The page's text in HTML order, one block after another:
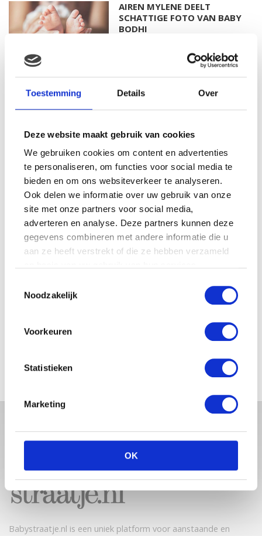
Toestemming Details Over
Deze website maakt gebruik van cookies
We gebruiken cookies om content en advertenties
te personaliseren, om functies voor social media te
bieden en om ons websiteverkeer te analyseren.
Ook delen we informatie over uw gebruik van onze
site met onze partners voor social media,
adverteren en analyse. Deze partners kunnen deze
gegevens combineren met andere informatie die u
aan ze heeft verstrekt of die ze hebben verzameld
Noodzakelijk
Voorkeuren
Statistieken
Marketing
OK
AIREN MYLENE DEELT
SCHATTIGE FOTO VAN BABY
BODHI
MET DOCHTERTJE SCOTTIE
KIM KÖTTER DEELT PRACHTIGE
MANNEN
JOSJE HUISMAN SHOWT
BABYBUIK OP IBIZA
MONICA GEUZE DEELT
PRACHTIGE FOTO MET BABY
Babystraatje.nl is een uniek platform voor aanstaande en